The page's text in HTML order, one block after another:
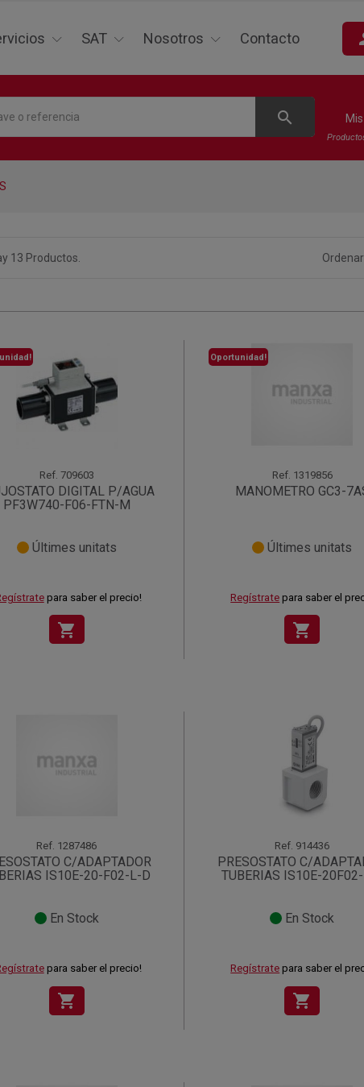
SAT Nosotros Contacto
search
13 Productos.
Ref. 709603
DIGITAL P/AGUA
PF3W740-F06-FTN-M
Últimes unitats
para saber el precio!
shopping_cart
Oportunidad!
Ref. 1319856
MANOMETRO GC3-
Últimes unitats
Regístrate para saber el
shopping_cart
Ref. 1287486
C/ADAPTADOR
IS10E-20-F02-L-D
En Stock
para saber el precio!
shopping_cart
Ref. 914436
PRESOSTATO C/
TUBERIAS IS10E-
En Stock
Regístrate para saber el
shopping_cart